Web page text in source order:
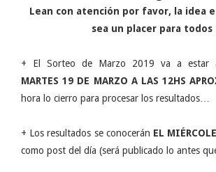
Lean con atención por favor, la idea
sea un placer para todos
+ El Sorteo de Marzo 2019 va a estar
MARTES 19 DE MARZO A LAS 12HS
hora lo cierro para procesar los resultados…
+ Los resultados se conocerán EL
como post del día (será publicado lo antes